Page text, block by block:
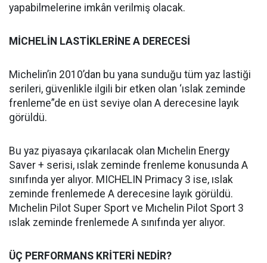
yapabilmelerine imkân verilmiş olacak.
MİCHELİN LASTİKLERİNE A DERECESİ
Michelin’in 2010’dan bu yana sunduğu tüm yaz lastiği
serileri, güvenlikle ilgili bir etken olan ‘ıslak zeminde
frenleme”de en üst seviye olan A derecesine layık
görüldü.
Bu yaz piyasaya çıkarılacak olan Mıchelin Energy
Saver + serisi, ıslak zeminde frenleme konusunda A
sınıfında yer alıyor. MICHELIN Primacy 3 ise, ıslak
zeminde frenlemede A derecesine layık görüldü.
Mıchelin Pilot Super Sport ve Mıchelin Pilot Sport 3
ıslak zeminde frenlemede A sınıfında yer alıyor.
ÜÇ PERFORMANS KRİTERİ NEDİR?